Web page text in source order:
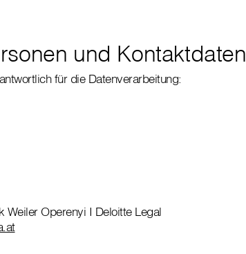
und Kontaktdaten
für die Datenverarbeitung:
Weiler Operenyi I Deloitte Legal